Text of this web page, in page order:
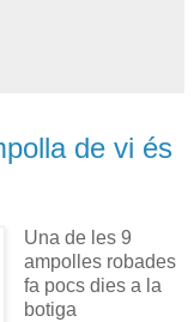
de vi és
Una de les 9
ampolles robades
fa pocs dies a la
botiga